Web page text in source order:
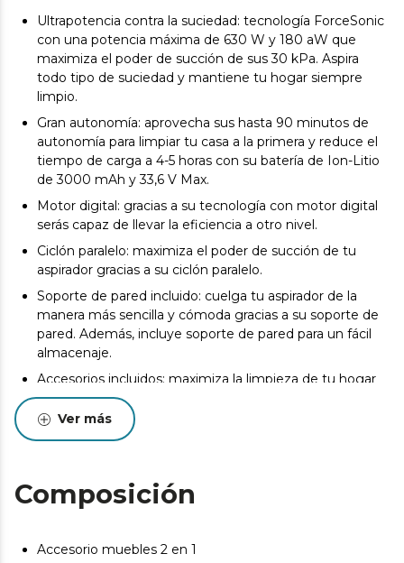
Ultrapotencia contra la suciedad: tecnología ForceSonic
con una potencia máxima de 630 W y 180 aW que
maximiza el poder de succión de sus 30 kPa. Aspira
todo tipo de suciedad y mantiene tu hogar siempre
limpio.
Gran autonomía: aprovecha sus hasta 90 minutos de
autonomía para limpiar tu casa a la primera y reduce el
tiempo de carga a 4-5 horas con su batería de Ion-Litio
de 3000 mAh y 33,6 V Max.
Motor digital: gracias a su tecnología con motor digital
serás capaz de llevar la eficiencia a otro nivel.
Ciclón paralelo: maximiza el poder de succión de tu
aspirador gracias a su ciclón paralelo.
Soporte de pared incluido: cuelga tu aspirador de la
manera más sencilla y cómoda gracias a su soporte de
pared. Además, incluye soporte de pared para un fácil
almacenaje.
Accesorios incluidos: maximiza la limpieza de tu hogar
con un accesorio para muebles 2 en 1, su accesorio para
esquinas y un soporte de pared.
Regulación de potencia: modo automático de
cualquier tipo de suciedad.
Dual Brush: cuenta con un cabezal omnidireccional que
limpieza 360 y con doble cepillo para limpiar todas las
Ver más
Composición
Accesorio muebles 2 en 1